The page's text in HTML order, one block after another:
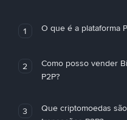
1 O que é a plataforma
2
Como posso vender
P2P?
3
Que criptomoedas